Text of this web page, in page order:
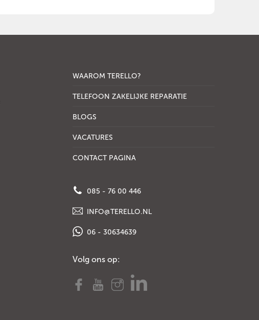
WAAROM TERELLO?
TELEFOON ZAKELIJKE REPARATIE
BLOGS
VACATURES
CONTACT PAGINA
085 - 76 00 446
INFO@TERELLO.NL
06 - 30634639
Volg ons op: